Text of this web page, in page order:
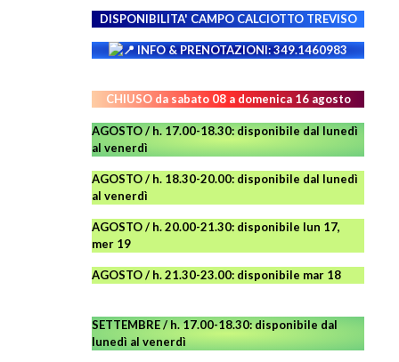
DISPONIBILITA' CAMPO CALCIOTTO TREVISO
INFO & PRENOTAZIONI: 349.1460983
CHIUSO da sabato 08 a domenica 16 agosto
AGOSTO / h. 17.00-18.30: disponibile dal lunedì
al venerdì
AGOSTO/ h. 18.30-20.00: disponibile dal lunedì
al venerdì
AGOSTO / h. 20.00-21.30: disponibile lun 17,
mer 19
AGOSTO/ h. 21.30-23.00: disponibile mar 18
SETTEMBRE / h. 17.00-18.30: disponibile dal
lunedì al venerdì